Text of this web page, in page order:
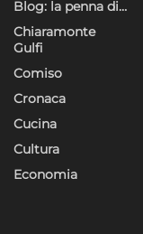
Blog: la penna di…
Chiaramonte
Gulfi
Comiso
Cronaca
Cucina
Cultura
Economia